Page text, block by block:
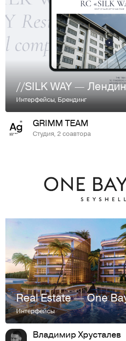
Интерфейсы,Брендинг
GRIMM TEAM
Студия, 2 соавтора
Интерфейсы
Владимир Хрусталев